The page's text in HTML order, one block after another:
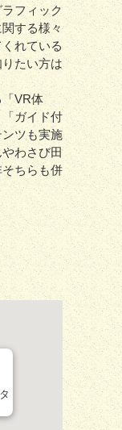
フィック
する様々
れている
たい方は
VR体
ガイド付
ツも実施
わさび田
ちらも併